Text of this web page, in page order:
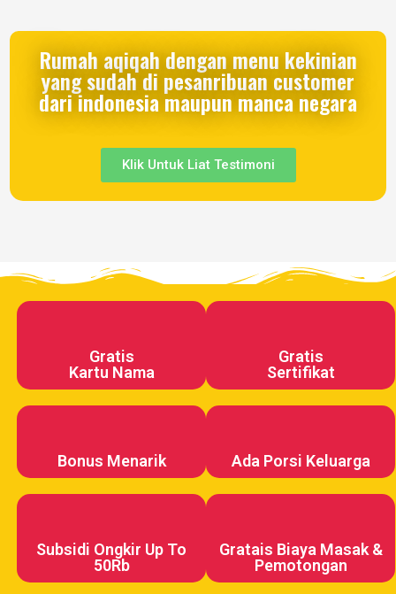
Rumah aqiqah dengan menu kekinian
yang sudah di pesanribuan customer
dari indonesia maupun manca negara
Klik Untuk Liat Testimoni
Gratis
Kartu Nama
Gratis
Sertifikat
Bonus Menarik Ada Porsi Keluarga
Subsidi Ongkir Up To
50Rb
Gratais Biaya Masak &
Pemotongan